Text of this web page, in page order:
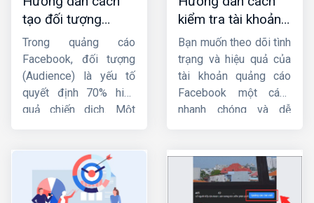
tạo đối tượng
quảng cáo trên
Facebook từ A-Z
Trong quảng cáo
Facebook, đối tượng
(Audience) là yếu tố
quyết định 70% hiệu
quả chiến dịch. Một
nhắm sai tệp người
dùng thì tỷ lệ chuyển
đổi vẫn thấp. Vì vậy,
kiểm tra tài khoản
quảng cáo
facebook đơn giản,
nhanh chóng
Bạn muốn theo dõi tình
trạng và hiệu quả của
tài khoản quảng cáo
Facebook một cách
nhanh chóng và dễ
dẫn bạncách kiểm
tra tài khoản quảng
cáo Facebookđơn